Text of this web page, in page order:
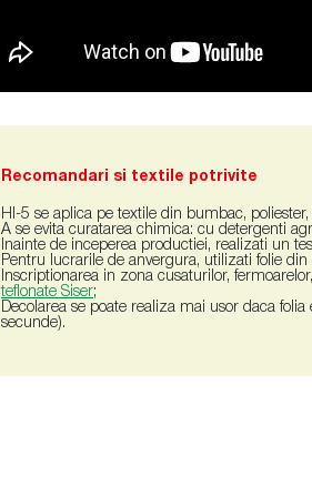
Recomandari si textile potrivite
HI-5 se aplica pe textile din bumbac,
A se evita curatarea chimica: cu detergenti
Inainte de inceperea productiei, realizati un
Pentru lucrarile de anvergura, utilizati folie
Inscriptionarea in zona cusaturilor,
teflonate Siser;
Decolarea se poate realiza mai usor daca
secunde).